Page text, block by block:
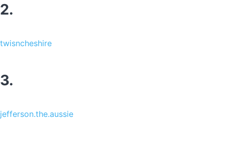
2.
twisncheshire
3.
jefferson.the.aussie